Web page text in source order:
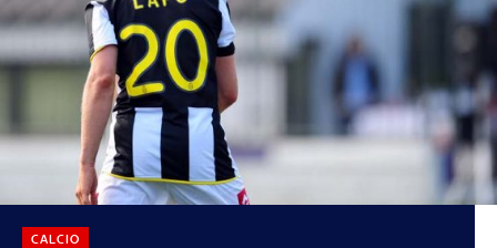
CALCIO